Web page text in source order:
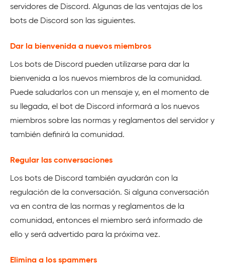
servidores de Discord. Algunas de las ventajas de los
bots de Discord son las siguientes.
Dar la bienvenida a nuevos miembros
Los bots de Discord pueden utilizarse para dar la
bienvenida a los nuevos miembros de la comunidad.
Puede saludarlos con un mensaje y, en el momento de
su llegada, el bot de Discord informará a los nuevos
miembros sobre las normas y reglamentos del servidor y
también definirá la comunidad.
Regular las conversaciones
Los bots de Discord también ayudarán con la
regulación de la conversación. Si alguna conversación
va en contra de las normas y reglamentos de la
comunidad, entonces el miembro será informado de
ello y será advertido para la próxima vez.
Elimina a los spammers